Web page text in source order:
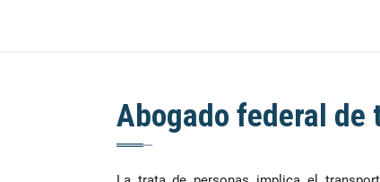
Abogado federal de